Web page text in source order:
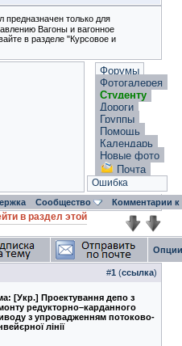
предназначен только для
Вагоны и вагонное
в разделе "Курсовое и
Форумы
Фотогалерея
Студенту
Дороги
Группы
Помощь
Календарь
Новые фото
Почта
Ошибка
Сообщество Комментарии
в раздел этой
#1 (ссылка)
[Укр.] Проектування депо з
редукторно–карданного
з упровадженням потоково-
лінії